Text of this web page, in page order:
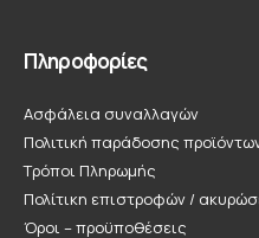
Πληροφορίες
Ασφάλεια συναλλαγών
Πολιτική παράδοσης
Τρόποι Πληρωμής
Πολίτικη επιστροφών /
Όροι – προϋποθέσεις